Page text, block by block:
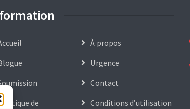
À propos
Urgence
Contact
de
Conditions d’utilisation